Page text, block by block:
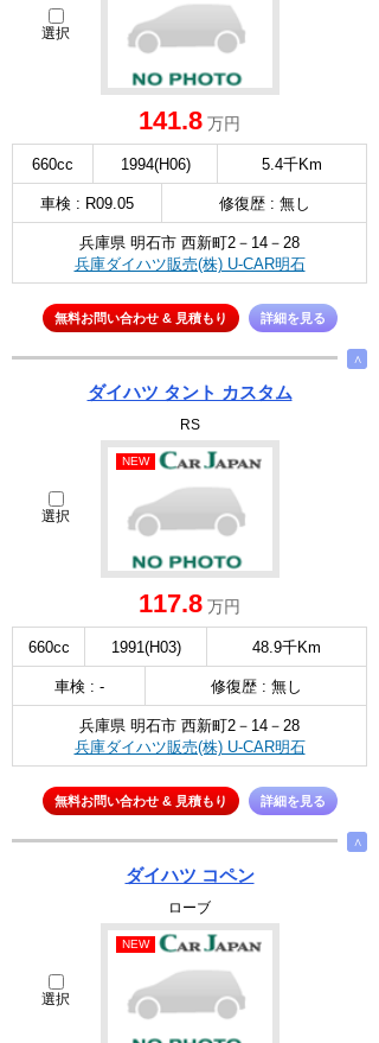
選択
141.8 万円
660cc 1994(H06) 5.4千Km
車検 : R09.05 修復歴 : 無し
兵庫県 明石市 西新町2－14－28
兵庫ダイハツ販売(株) U-CAR明石
無料お問い合わせ & 見積もり 詳細を見る
∧
ダイハツ タント カスタム
RS
選択
NEW
117.8 万円
660cc 1991(H03) 48.9千Km
車検 : - 修復歴 : 無し
兵庫県 明石市 西新町2－14－28
兵庫ダイハツ販売(株) U-CAR明石
無料お問い合わせ & 見積もり 詳細を見る
∧
ダイハツ コペン
ローブ
選択
NEW